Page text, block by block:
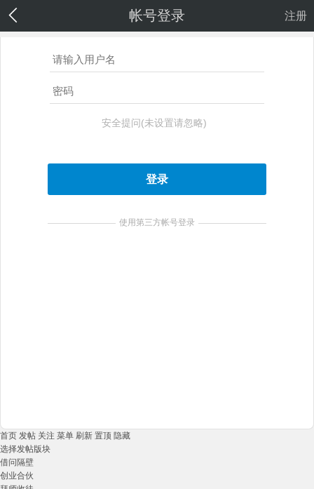
帐号登录 注册
安全提问(未设置请忽略)
登录
使用第三方帐号登录
首页 发帖 关注 菜单 刷新 置顶 隐藏
选择发帖版块
借问隔壁
创业合伙